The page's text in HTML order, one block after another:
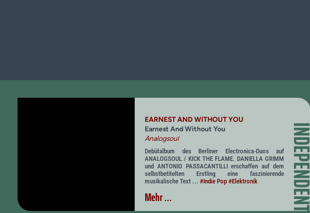
INDEPENDENT
EARNEST AND WITHOUT YOU
Earnest And Without You
Analogsoul
Debütalbum des Berliner Electronica-Duos auf
ANALOGSOUL / KICK THE FLAME. DANIELLA GRIMM
und ANTONIO PASSACANTILLI erschaffen auf dem
selbstbetitelten Erstling eine faszinierende
musikalische Text ... #Indie Pop #Elektronik
Mehr ...